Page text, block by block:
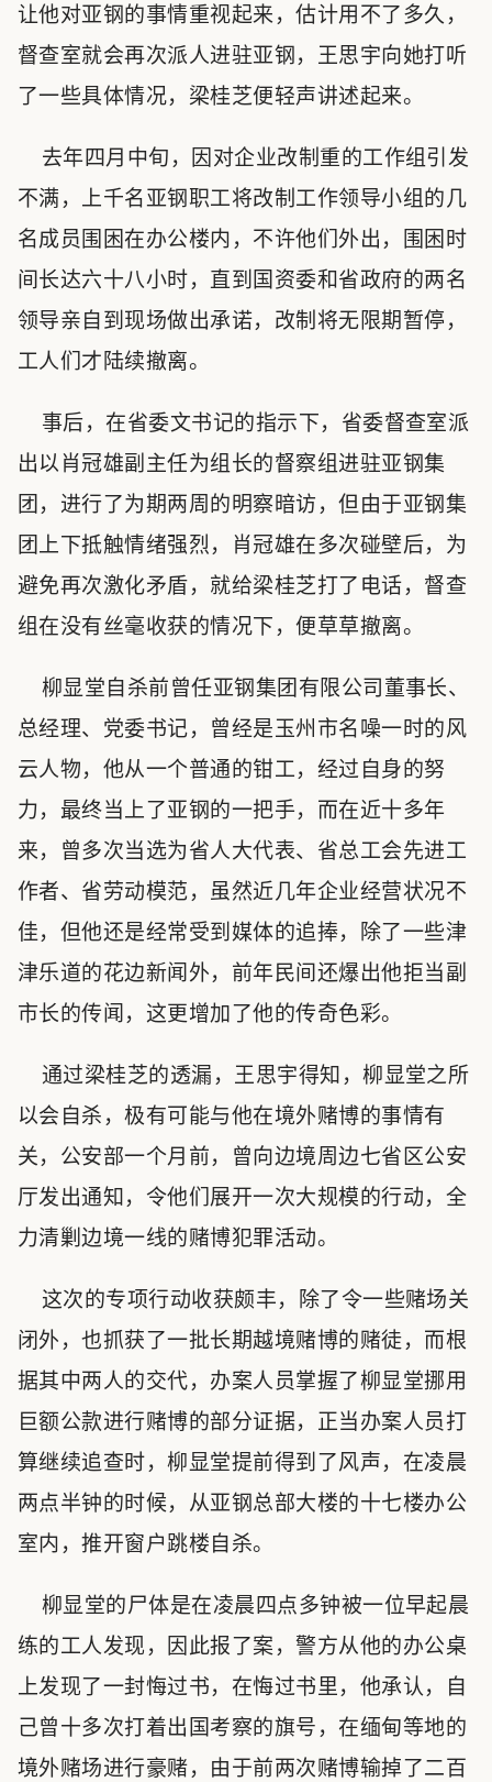
让他对亚钢的事情重视起来，估计用不了多久，
督查室就会再次派人进驻亚钢，王思宇向她打听
了一些具体情况，梁桂芝便轻声讲述起来。
去年四月中旬，因对企业改制重的工作组引发
不满，上千名亚钢职工将改制工作领导小组的几
名成员围困在办公楼内，不许他们外出，围困时
间长达六十八小时，直到国资委和省政府的两名
领导亲自到现场做出承诺，改制将无限期暂停，
工人们才陆续撤离。
事后，在省委文书记的指示下，省委督查室派
出以肖冠雄副主任为组长的督察组进驻亚钢集
团，进行了为期两周的明察暗访，但由于亚钢集
团上下抵触情绪强烈，肖冠雄在多次碰壁后，为
避免再次激化矛盾，就给梁桂芝打了电话，督查
组在没有丝毫收获的情况下，便草草撤离。
柳显堂自杀前曾任亚钢集团有限公司董事长、
总经理、党委书记，曾经是玉州市名噪一时的风
云人物，他从一个普通的钳工，经过自身的努
力，最终当上了亚钢的一把手，而在近十多年
来，曾多次当选为省人大代表、省总工会先进工
作者、省劳动模范，虽然近几年企业经营状况不
佳，但他还是经常受到媒体的追捧，除了一些津
津乐道的花边新闻外，前年民间还爆出他拒当副
市长的传闻，这更增加了他的传奇色彩。
通过梁桂芝的透漏，王思宇得知，柳显堂之所
以会自杀，极有可能与他在境外赌博的事情有
关，公安部一个月前，曾向边境周边七省区公安
厅发出通知，令他们展开一次大规模的行动，全
力清剿边境一线的赌博犯罪活动。
这次的专项行动收获颇丰，除了令一些赌场关
闭外，也抓获了一批长期越境赌博的赌徒，而根
据其中两人的交代，办案人员掌握了柳显堂挪用
巨额公款进行赌博的部分证据，正当办案人员打
算继续追查时，柳显堂提前得到了风声，在凌晨
两点半钟的时候，从亚钢总部大楼的十七楼办公
室内，推开窗户跳楼自杀。
柳显堂的尸体是在凌晨四点多钟被一位早起晨
练的工人发现，因此报了案，警方从他的办公桌
上发现了一封悔过书，在悔过书里，他承认，自
己曾十多次打着出国考察的旗号，在缅甸等地的
境外赌场进行豪赌，由于前两次赌博输掉了二百